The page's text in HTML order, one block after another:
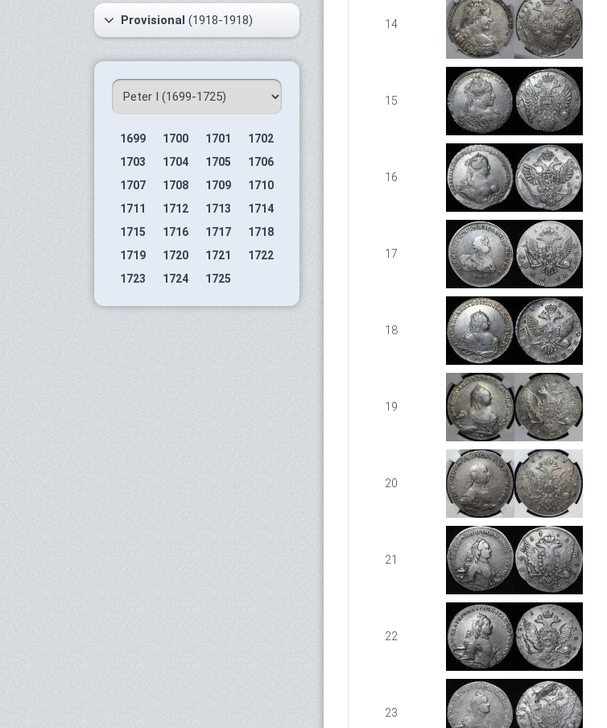
Provisional (1918-1918)
1699 1700 1701
1702
1703
1704 1705
1706
1707
1708 1709
1710
1711
1712 1713
1714
1715
1716 1717
1718
1719
1720 1721
1722
1723
1724 1725
14
15
16
17
18
19
20
21
22
23